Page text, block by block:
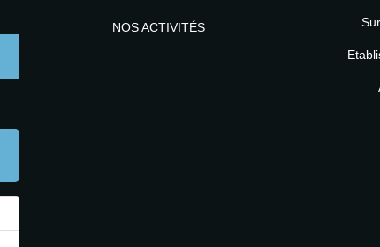
LE MOT DE PASSE
NOS ACTIVITÉS